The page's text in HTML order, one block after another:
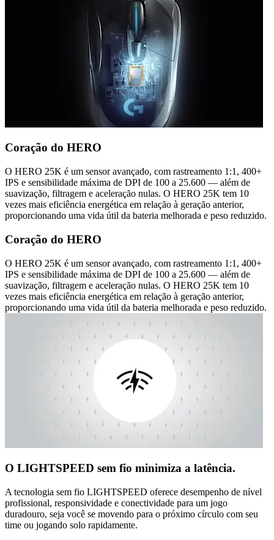
Coração do HERO
O HERO 25K é um sensor avançado, com rastreamento 1:1, 400+
IPS e sensibilidade máxima de DPI de 100 a 25.600 — além de
suavização, filtragem e aceleração nulas. O HERO 25K tem 10
vezes mais eficiência energética em relação à geração anterior,
proporcionando uma vida útil da bateria melhorada e peso reduzido.
Coração do HERO
O HERO 25K é um sensor avançado, com rastreamento 1:1, 400+
IPS e sensibilidade máxima de DPI de 100 a 25.600 — além de
suavização, filtragem e aceleração nulas. O HERO 25K tem 10
vezes mais eficiência energética em relação à geração anterior,
proporcionando uma vida útil da bateria melhorada e peso reduzido.
O LIGHTSPEED sem fio minimiza a latência.
A tecnologia sem fio LIGHTSPEED oferece desempenho de nível
profissional, responsividade e conectividade para um jogo
duradouro, seja você se movendo para o próximo círculo com seu
time ou jogando solo rapidamente.